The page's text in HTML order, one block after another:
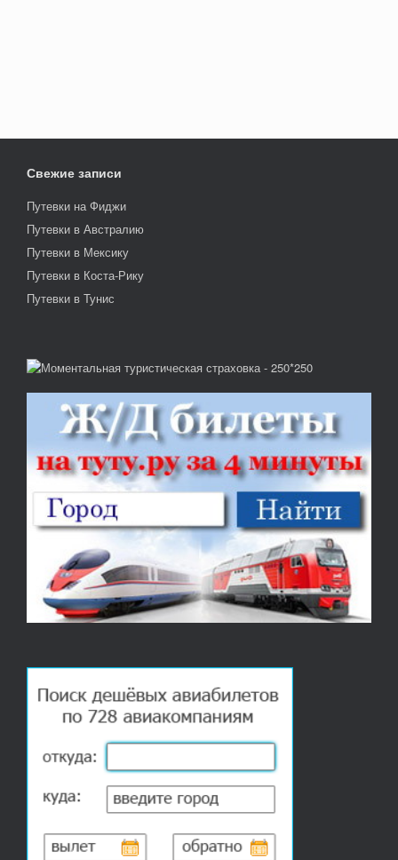
Свежие записи
Путевки на Фиджи
Путевки в Австралию
Путевки в Мексику
Путевки в Коста-Рику
Путевки в Тунис